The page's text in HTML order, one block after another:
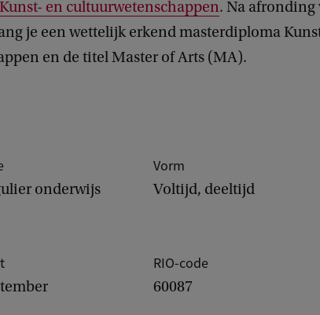
Kunst- en cultuurwetenschappen. Na afronding
je een wettelijk erkend masterdiploma
en de titel Master of Arts (MA).
onderwijs
Vorm
Voltijd, deeltijd
RIO-code
60087